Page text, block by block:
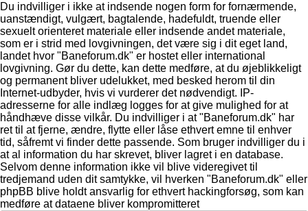
Du indvilliger i ikke at indsende nogen form for fornærmende,
uanstændigt, vulgært, bagtalende, hadefuldt, truende eller
sexuelt orienteret materiale eller indsende andet materiale,
som er i strid med lovgivningen, det være sig i dit eget land,
landet hvor "Baneforum.dk" er hostet eller international
lovgivning. Gør du dette, kan dette medføre, at du øjeblikkeligt
og permanent bliver udelukket, med besked herom til din
Internet-udbyder, hvis vi vurderer det nødvendigt. IP-
adresserne for alle indlæg logges for at give mulighed for at
håndhæve disse vilkår. Du indvilliger i at "Baneforum.dk" har
ret til at fjerne, ændre, flytte eller låse ethvert emne til enhver
tid, såfremt vi finder dette passende. Som bruger indvilliger du i
at al information du har skrevet, bliver lagret i en database.
Selvom denne information ikke vil blive videregivet til
tredjemand uden dit samtykke, vil hverken "Baneforum.dk" eller
phpBB blive holdt ansvarlig for ethvert hackingforsøg, som kan
medføre at dataene bliver kompromitteret